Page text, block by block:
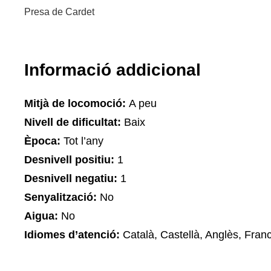
Presa de Cardet
Informació addicional
Mitjà de locomoció: A peu
Nivell de dificultat: Baix
Època: Tot l’any
Desnivell positiu: 1
Desnivell negatiu: 1
Senyalització: No
Aigua: No
Idiomes d’atenció: Català, Castellà, Anglès,